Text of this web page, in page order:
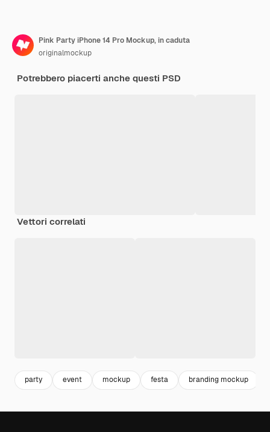
Pink Party iPhone 14 Pro Mockup, in caduta
originalmockup
Potrebbero piacerti anche questi PSD
Vettori correlati
party event mockup festa branding mockup